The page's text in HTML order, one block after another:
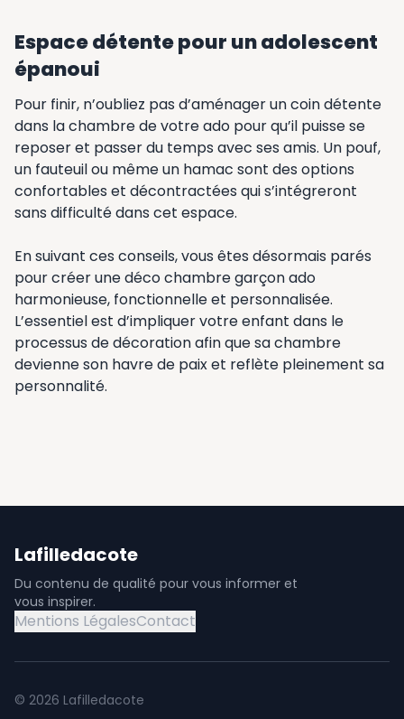
Espace détente pour un adolescent
épanoui
Pour finir, n’oubliez pas d’aménager un coin détente
dans la chambre de votre ado pour qu’il puisse se
reposer et passer du temps avec ses amis. Un pouf,
un fauteuil ou même un hamac sont des options
confortables et décontractées qui s’intégreront
sans difficulté dans cet espace.
En suivant ces conseils, vous êtes désormais parés
pour créer une déco chambre garçon ado
harmonieuse, fonctionnelle et personnalisée.
L’essentiel est d’impliquer votre enfant dans le
processus de décoration afin que sa chambre
devienne son havre de paix et reflète pleinement sa
personnalité.
Lafilledacote
Du contenu de qualité pour vous informer et
vous inspirer.
Mentions LégalesContact
© 2026 Lafilledacote